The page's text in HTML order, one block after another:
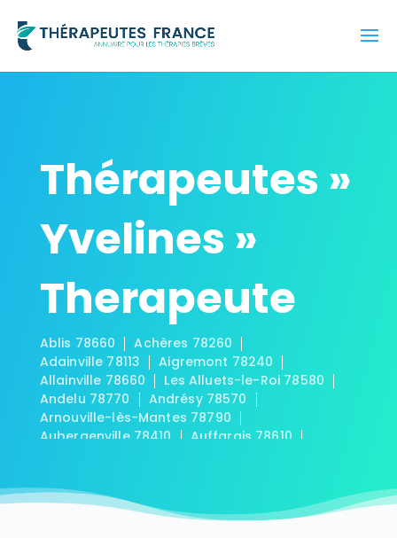
Thérapeutes »
Yvelines »
Therapeute
Ablis 78660
Achères 78260
Adainville 78113
Aigremont 78240
Allainville 78660
Les Alluets-le-Roi 78580
Andelu 78770
Andrésy 78570
Arnouville-lès-Mantes 78790
Aubergenville 78410
Auffargis 78610
Autouillet 78770
Bazainville 78550
Bazemont 78580